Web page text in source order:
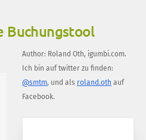
Buchungstool
Author: Roland Oth, igumbi.com.
Ich bin auf twitter zu finden:
@smtm, und als roland.oth auf
Facebook.